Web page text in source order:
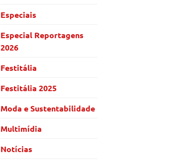
Especiais
Especial Reportagens
2026
Festitália
Festitália 2025
Moda e Sustentabilidade
Multimídia
Notícias